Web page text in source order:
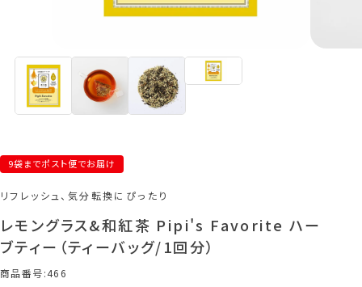
9袋までポスト便でお届け
リフレッシュ、気分転換にぴったり
レモングラス&和紅茶 Pipi's Favorite ハー
ブティー（ティーバッグ/1回分）
商品番号 466